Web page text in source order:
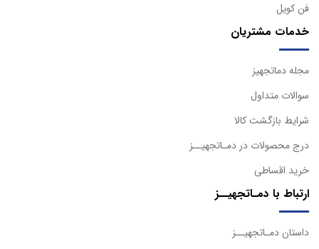
فن کویل
خدمات مشتریان
مجله دماتجهیز
سوالات متداول
شرایط بازگشت کالا
درج محصولات در دمـاتجهیــز
خرید اقساطی
ارتباط با دمـاتجهیــز
داستان دمـاتجهیــز